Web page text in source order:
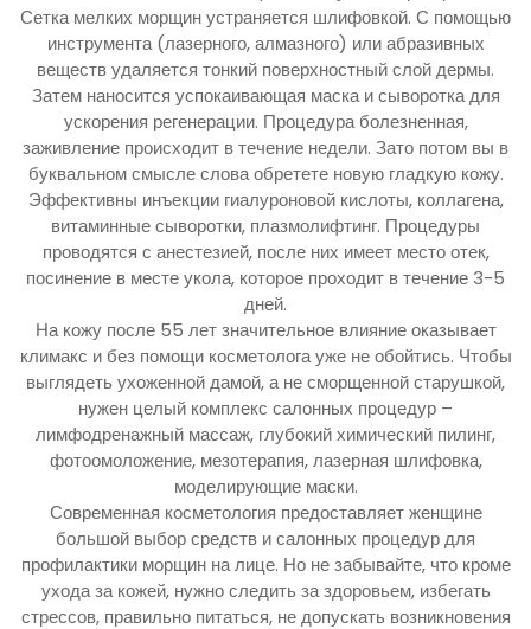
Сетка мелких морщин устраняется шлифовкой. С помощью
инструмента (лазерного, алмазного) или абразивных
веществ удаляется тонкий поверхностный слой дермы.
Затем наносится успокаивающая маска и сыворотка для
ускорения регенерации. Процедура болезненная,
заживление происходит в течение недели. Зато потом вы в
буквальном смысле слова обретете новую гладкую кожу.
Эффективны инъекции гиалуроновой кислоты, коллагена,
витаминные сыворотки, плазмолифтинг. Процедуры
проводятся с анестезией, после них имеет место отек,
посинение в месте укола, которое проходит в течение 3-5
дней.
На кожу после 55 лет значительное влияние оказывает
климакс и без помощи косметолога уже не обойтись. Чтобы
выглядеть ухоженной дамой, а не сморщенной старушкой,
нужен целый комплекс салонных процедур –
лимфодренажный массаж, глубокий химический пилинг,
фотоомоложение, мезотерапия, лазерная шлифовка,
моделирующие маски.
Современная косметология предоставляет женщине
большой выбор средств и салонных процедур для
профилактики морщин на лице. Но не забывайте, что кроме
ухода за кожей, нужно следить за здоровьем, избегать
стрессов, правильно питаться, не допускать возникновения